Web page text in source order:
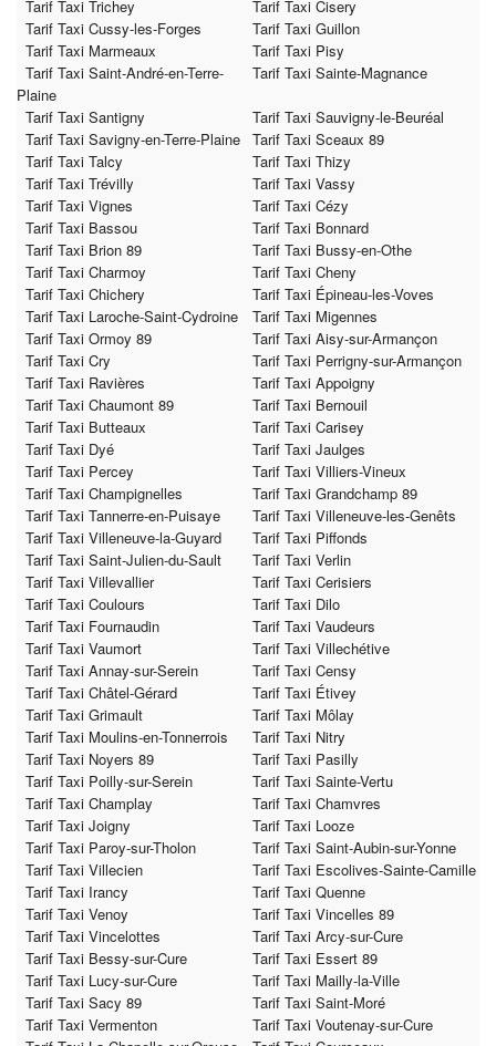
Tarif Taxi Trichey
Tarif Taxi Cisery
Tarif Taxi Cussy-les-Forges
Tarif Taxi Guillon
Tarif Taxi Marmeaux
Tarif Taxi Pisy
Tarif Taxi Saint-André-en-Terre-
Plaine
Tarif Taxi Sainte-Magnance
Tarif Taxi Santigny
Tarif Taxi Sauvigny-le-Beuréal
Tarif Taxi Savigny-en-Terre-Plaine Tarif Taxi Sceaux 89
Tarif Taxi Talcy
Tarif Taxi Thizy
Tarif Taxi Trévilly
Tarif Taxi Vassy
Tarif Taxi Vignes
Tarif Taxi Cézy
Tarif Taxi Bassou
Tarif Taxi Bonnard
Tarif Taxi Brion 89
Tarif Taxi Bussy-en-Othe
Tarif Taxi Charmoy
Tarif Taxi Cheny
Tarif Taxi Chichery
Tarif Taxi Épineau-les-Voves
Tarif Taxi Laroche-Saint-Cydroine
Tarif Taxi Migennes
Tarif Taxi Ormoy 89
Tarif Taxi Aisy-sur-Armançon
Tarif Taxi Cry
Tarif Taxi Perrigny-sur-Armançon
Tarif Taxi Ravières
Tarif Taxi Appoigny
Tarif Taxi Chaumont 89
Tarif Taxi Bernouil
Tarif Taxi Butteaux
Tarif Taxi Carisey
Tarif Taxi Dyé
Tarif Taxi Jaulges
Tarif Taxi Percey
Tarif Taxi Villiers-Vineux
Tarif Taxi Champignelles
Tarif Taxi Grandchamp 89
Tarif Taxi Tannerre-en-Puisaye
Tarif Taxi Villeneuve-les-Genêts
Tarif Taxi Villeneuve-la-Guyard
Tarif Taxi Piffonds
Tarif Taxi Saint-Julien-du-Sault
Tarif Taxi Verlin
Tarif Taxi Villevallier
Tarif Taxi Cerisiers
Tarif Taxi Coulours
Tarif Taxi Dilo
Tarif Taxi Fournaudin
Tarif Taxi Vaudeurs
Tarif Taxi Vaumort
Tarif Taxi Villechétive
Tarif Taxi Annay-sur-Serein
Tarif Taxi Censy
Tarif Taxi Châtel-Gérard
Tarif Taxi Étivey
Tarif Taxi Grimault
Tarif Taxi Môlay
Tarif Taxi Moulins-en-Tonnerrois
Tarif Taxi Nitry
Tarif Taxi Noyers 89
Tarif Taxi Pasilly
Tarif Taxi Poilly-sur-Serein
Tarif Taxi Sainte-Vertu
Tarif Taxi Champlay
Tarif Taxi Chamvres
Tarif Taxi Joigny
Tarif Taxi Looze
Tarif Taxi Paroy-sur-Tholon
Tarif Taxi Saint-Aubin-sur-Yonne
Tarif Taxi Villecien
Tarif Taxi Escolives-Sainte-Camille
Tarif Taxi Irancy
Tarif Taxi Quenne
Tarif Taxi Venoy
Tarif Taxi Vincelles 89
Tarif Taxi Vincelottes
Tarif Taxi Arcy-sur-Cure
Tarif Taxi Bessy-sur-Cure
Tarif Taxi Essert 89
Tarif Taxi Lucy-sur-Cure
Tarif Taxi Mailly-la-Ville
Tarif Taxi Sacy 89
Tarif Taxi Saint-Moré
Tarif Taxi Vermenton
Tarif Taxi Voutenay-sur-Cure